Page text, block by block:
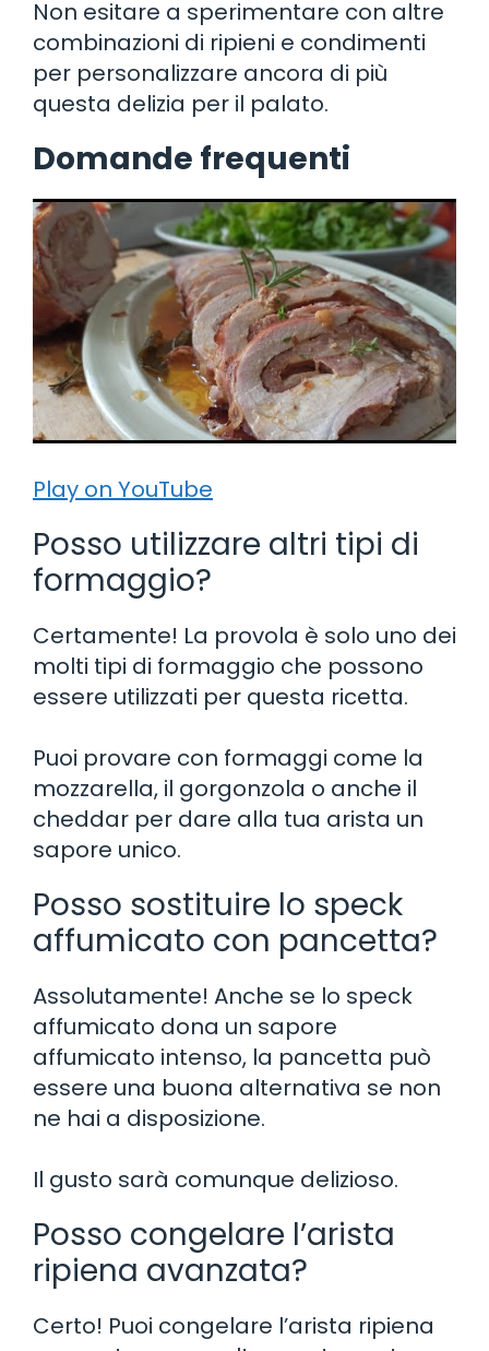
Non esitare a sperimentare con altre
combinazioni di ripieni e condimenti
per personalizzare ancora di più
questa delizia per il palato.
Domande frequenti
Play on YouTube
Posso utilizzare altri tipi di
formaggio?
Certamente! La provola è solo uno dei
molti tipi di formaggio che possono
essere utilizzati per questa ricetta.
Puoi provare con formaggi come la
mozzarella, il gorgonzola o anche il
cheddar per dare alla tua arista un
sapore unico.
Posso sostituire lo speck
affumicato con pancetta?
Assolutamente! Anche se lo speck
affumicato dona un sapore
affumicato intenso, la pancetta può
essere una buona alternativa se non
ne hai a disposizione.
Il gusto sarà comunque delizioso.
Posso congelare l’arista
ripiena avanzata?
Certo! Puoi congelare l’arista ripiena